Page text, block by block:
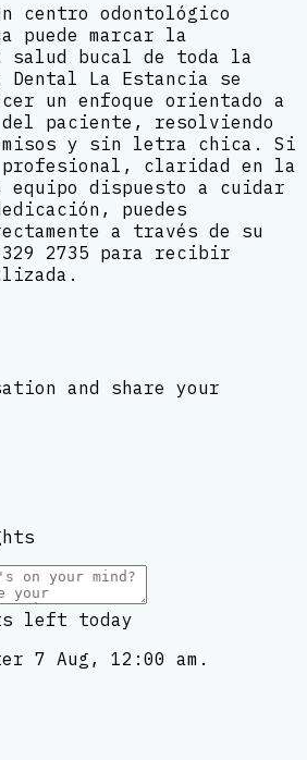
centro odontológico
puede marcar la
bucal de toda la
La Estancia se
un enfoque orientado a
paciente, resolviendo
y sin letra chica. Si
profesional, claridad en la
equipo dispuesto a cuidar
puedes
a través de su
2735 para recibir
and share your
left today
7 Aug, 12:00 am.